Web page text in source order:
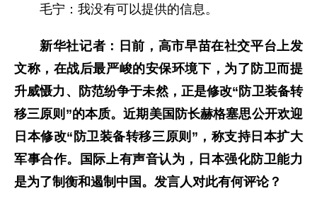
毛宁：我没有可以提供的信息。
新华社记者：日前，高市早苗在社交平台上发
文称，在战后最严峻的安保环境下，为了防卫而提
升威慑力、防范纷争于未然，正是修改“防卫装备转
移三原则”的本质。近期美国防长赫格塞思公开欢迎
日本修改“防卫装备转移三原则”，称支持日本扩大
军事合作。国际上有声音认为，日本强化防卫能力
是为了制衡和遏制中国。发言人对此有何评论？